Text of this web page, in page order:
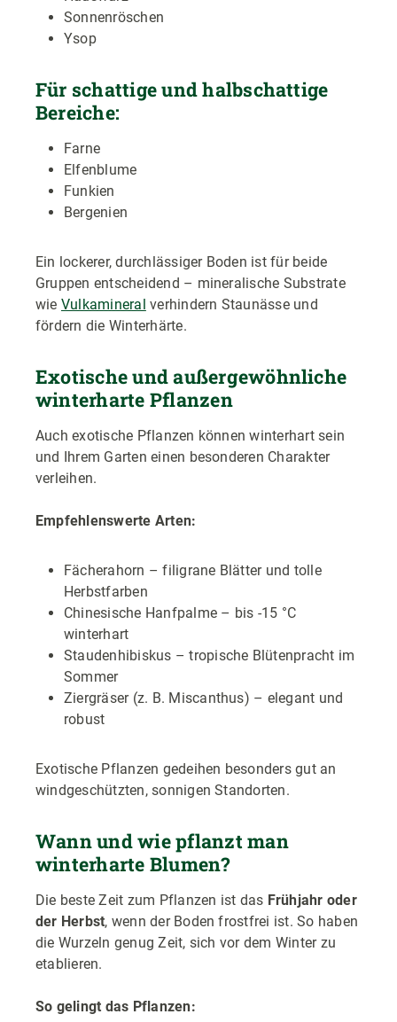
Sonnenröschen
Ysop
Für schattige und halbschattige
Bereiche:
Farne
Elfenblume
Funkien
Bergenien
Ein lockerer, durchlässiger Boden ist für beide
Gruppen entscheidend – mineralische Substrate
wie Vulkamineral verhindern Staunässe und
fördern die Winterhärte.
Exotische und außergewöhnliche
winterharte Pflanzen
Auch exotische Pflanzen können winterhart sein
und Ihrem Garten einen besonderen Charakter
verleihen.
Empfehlenswerte Arten:
Fächerahorn – filigrane Blätter und tolle
Herbstfarben
Chinesische Hanfpalme – bis -15 °C
winterhart
Staudenhibiskus – tropische Blütenpracht im
Sommer
Ziergräser (z. B. Miscanthus) – elegant und
robust
Exotische Pflanzen gedeihen besonders gut an
windgeschützten, sonnigen Standorten.
Wann und wie pflanzt man
winterharte Blumen?
Die beste Zeit zum Pflanzen ist das Frühjahr oder
der Herbst, wenn der Boden frostfrei ist. So haben
die Wurzeln genug Zeit, sich vor dem Winter zu
etablieren.
So gelingt das Pflanzen: